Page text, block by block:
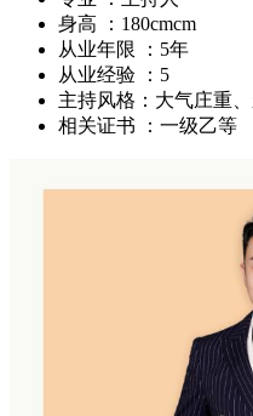
身高 ： 180cmcm
从业年限 ： 5年
从业经验 ： 5
主持风格： 大气庄重
相关证书 ： 一级乙等